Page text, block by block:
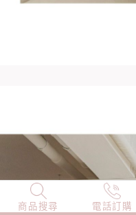
商品搜尋 電話訂購
NEW 店長精選